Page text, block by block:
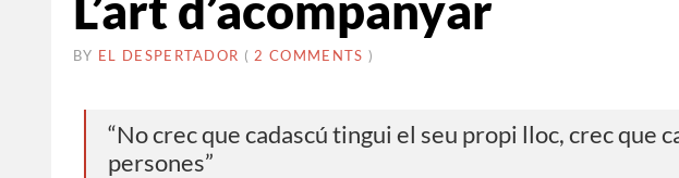
BY EL DESPERTADOR ON
14
•( 2 COMMENTS )
“No crec que cadascú tingui el seu propi lloc, crec que
persones”